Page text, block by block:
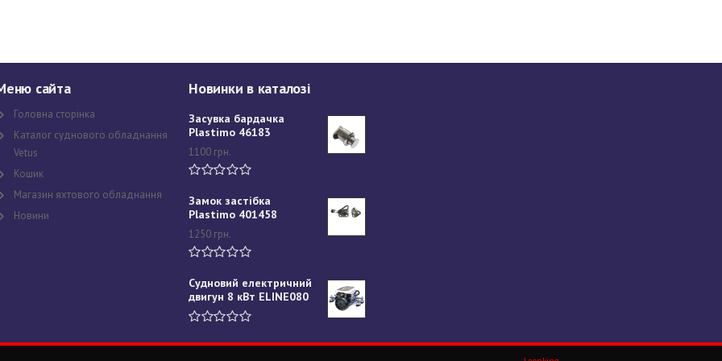
сайта
Головна сторінка
Каталог суднового обладнання
Vetus
Кошик
Магазин яхтового обладнання
Новини
Новинки в каталозі
Засувка бардачка
Plastimo 46183
1100 грн.
Замок застібка
Plastimo 401458
1250 грн.
Судновий електричний
двигун 8 кВт ELINE080